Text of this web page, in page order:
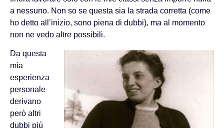
a nessuno. Non so se questa sia la strada corretta (come
ho detto all’inizio, sono piena di dubbi), ma al momento
non ne vedo altre possibili.
Da questa
mia
esperienza
personale
derivano
però altri
dubbi più